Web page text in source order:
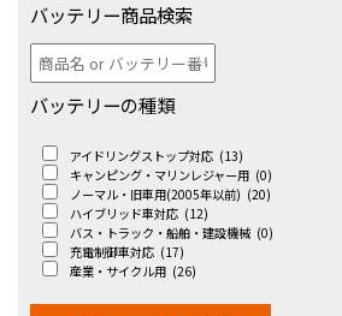
バッテリー商品検索
バッテリーの種類
アイドリングストップ対応 (13)
キャンピング・マリンレジャー用 (0)
ノーマル・旧車用(2005年以前) (20)
ハイブリッド車対応 (12)
バス・トラック・船舶・建設機械 (0)
充電制御車対応 (17)
産業・サイクル用 (26)